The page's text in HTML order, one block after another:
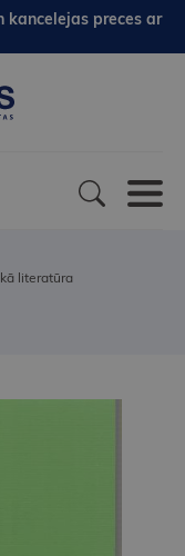
kancelejas preces ar
literatūra